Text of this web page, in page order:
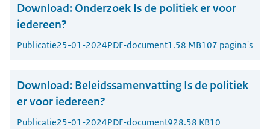
Download: Onderzoek Is de politiek er voor
iedereen?
Publicatie25-01-2024PDF-document1.58 MB107 pagina's
Download: Beleidssamenvatting Is de politiek
er voor iedereen?
Publicatie25-01-2024PDF-document928.58 KB10